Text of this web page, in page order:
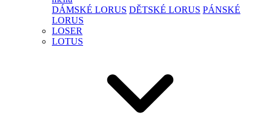
DÁMSKÉ LORUS DĚTSKÉ LORUS PÁNSKÉ
LORUS
LOSER
LOTUS